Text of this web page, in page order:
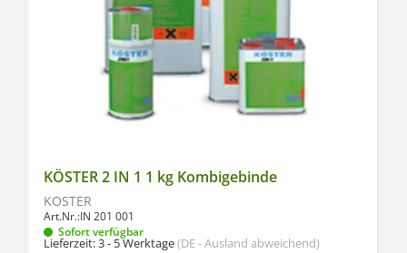
KÖSTER 2 IN 1 1 kg Kombigebinde
KÖSTER
Art.Nr.:IN 201 001
Sofort verfügbar
Lieferzeit:3 - 5 Werktage(DE - Ausland abweichend)